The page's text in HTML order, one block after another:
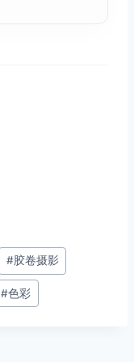
#胶卷摄影
#色彩